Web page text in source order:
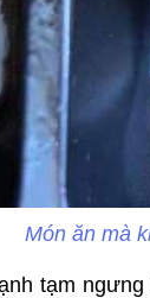
Món ăn mà
tạm